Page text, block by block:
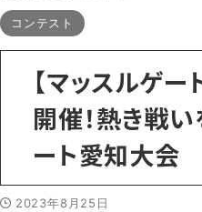
コンテスト
【マッスルゲ
開催！熱き戦
ート愛知大会
2023年8月25日